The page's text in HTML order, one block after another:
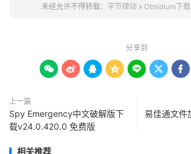
未经允许不得转载： 字节律动» Obsidium下
分享到
      
上一篇
Spy Emergency中文破解版下
载v24.0.420.0 免费版
易佳通文件
相关推荐